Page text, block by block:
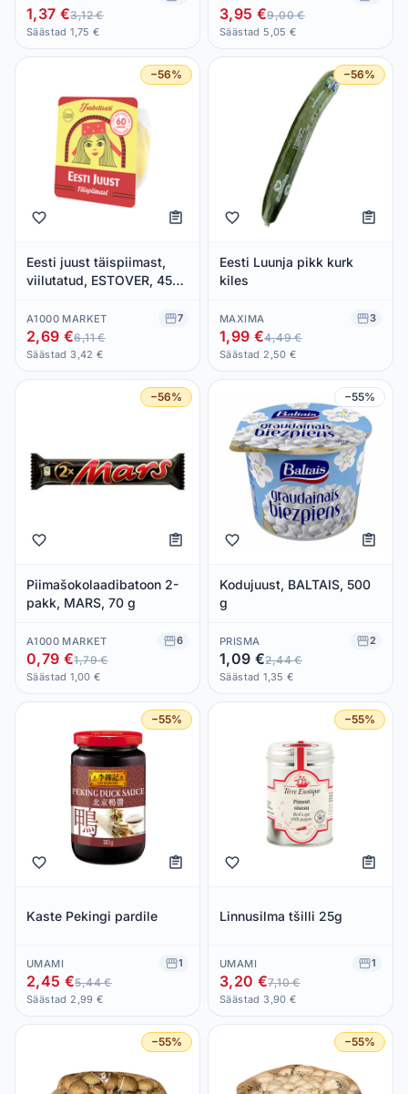
1,37 €3,12 €
Säästad 1,75 €
3,95 €9,00 €
Säästad 5,05 €
−56%
Eesti juust täispiimast,
viilutatud, ESTOVER, 450
A1000 MARKET 7
2,69 €6,11 €
Säästad 3,42 €
−56%
Eesti Luunja pikk kurk
kiles
MAXIMA 3
1,99 €4,49 €
Säästad 2,50 €
−56%
Piimašokolaadibatoon 2-
pakk, MARS, 70 g
A1000 MARKET 6
0,79 €1,79 €
Säästad 1,00 €
−55%
Kodujuust, BALTAIS, 500
g
PRISMA 2
1,09 €2,44 €
Säästad 1,35 €
−55%
Kaste Pekingi pardile
UMAMI 1
2,45 €5,44 €
Säästad 2,99 €
−55%
Linnusilma tšilli 25g
UMAMI 1
3,20 €7,10 €
Säästad 3,90 €
−55% −55%